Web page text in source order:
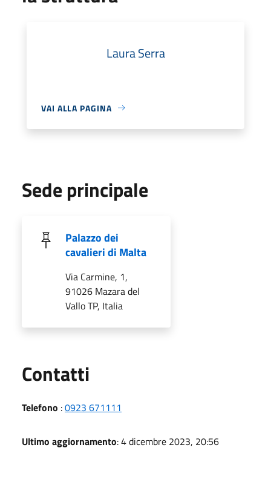
Laura Serra
VAI ALLA PAGINA
Sede principale
Palazzo dei
cavalieri di Malta
Via Carmine, 1,
91026 Mazara del
Vallo TP, Italia
Contatti
Telefono :0923 671111
Ultimo aggiornamento: 4 dicembre 2023, 20:56